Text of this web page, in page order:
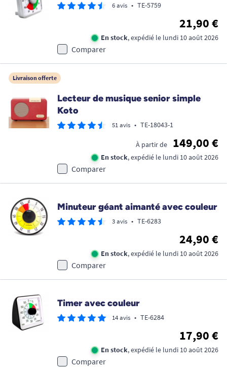
6 avis • TE-5759
21,90 €
En stock, expédié le lundi 10 août 2026
Comparer
Livraison offerte
Lecteur de musique senior simple
Koto
51 avis • TE-18043-1
À partir de 149,00 €
En stock, expédié le lundi 10 août 2026
Comparer
Minuteur géant aimanté avec couleur
3 avis • TE-6283
24,90 €
En stock, expédié le lundi 10 août 2026
Comparer
Timer avec couleur
14 avis • TE-6284
17,90 €
En stock, expédié le lundi 10 août 2026
Comparer